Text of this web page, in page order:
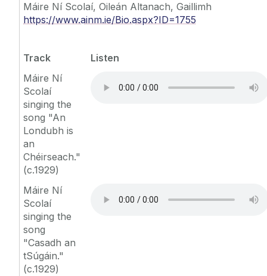
Máire Ní Scolaí, Oileán Altanach, Gaillimh
https://www.ainm.ie/Bio.aspx?ID=1755
Track
Listen
Máire Ní
Scolaí
singing the
song "An
Londubh is
an
Chéirseach."
(c.1929)
Máire Ní
Scolaí
singing the
song
"Casadh an
tSúgáin."
(c.1929)